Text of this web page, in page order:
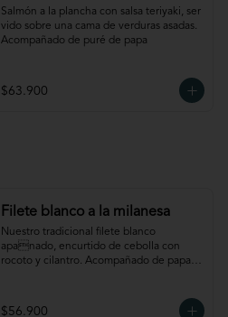
Salmón a la plancha con salsa teriyaki, ser
vido sobre una cama de verduras asadas.
Acompañado de puré de papa
$63.900
Filete blanco a la milanesa
Nuestro tradicional filete blanco
apanado, encurtido de cebolla con
rocoto y cilantro. Acompañado de papas
$56.900